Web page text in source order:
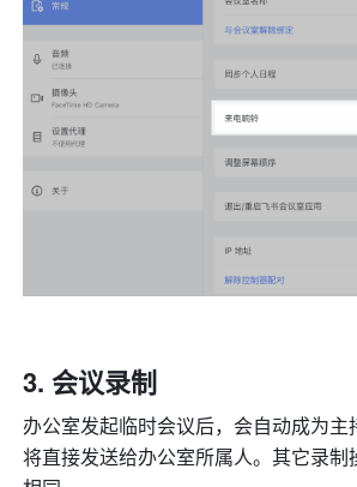
会议录制
办公室发起临时会议后，会自动成为主
将直接发送给办公室所属人。其它录制